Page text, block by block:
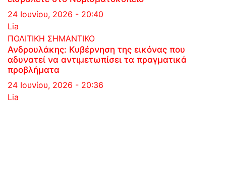
24 Ιουνίου, 2026 - 20:40
Lia
ΠΟΛΙΤΙΚΗ ΣΗΜΑΝΤΙΚΟ
Ανδρουλάκης: Κυβέρνηση της εικόνας που
αδυνατεί να αντιμετωπίσει τα πραγματικά
προβλήματα
24 Ιουνίου, 2026 - 20:36
Lia